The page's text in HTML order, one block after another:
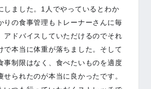
しました。1人でやっているとわか
りの食事管理もトレーナーさんに毎
アドバイスしていただけるのでそれ
で本当に体重が落ちました。そして
事制限はなく、食べたいものを適度
せられたのが本当に良かったです。